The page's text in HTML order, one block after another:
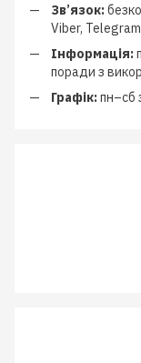
Зв’язок:
Viber,
Інформація:
поради з
Графік:пн–сб